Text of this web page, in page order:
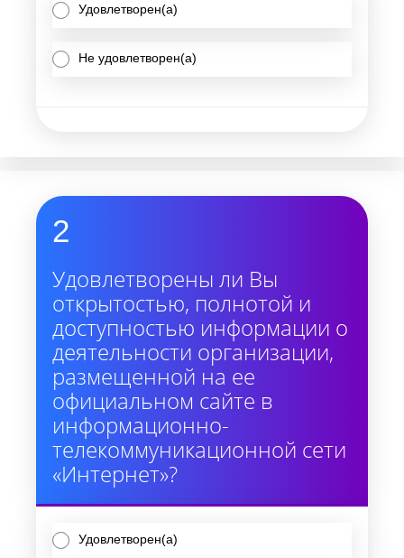
Удовлетворен(а)
Не удовлетворен(а)
2
Удовлетворены ли Вы
открытостью, полнотой и
доступностью информации о
деятельности организации,
размещенной на ее
официальном сайте в
информационно-
телекоммуникационной сети
«Интернет»?
Удовлетворен(а)